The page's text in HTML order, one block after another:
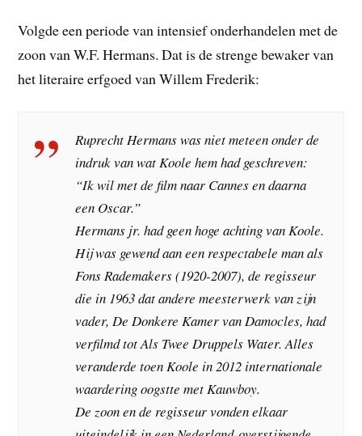
Volgde een periode van intensief onderhandelen met de
zoon van W.F. Hermans. Dat is de strenge bewaker van
het literaire erfgoed van Willem Frederik:
Ruprecht Hermans was niet meteen onder de
indruk van wat Koole hem had geschreven:
“Ik wil met de film naar Cannes en daarna
een Oscar.”
Hermans jr. had geen hoge achting van Koole.
Hij was gewend aan een respectabele man als
Fons Rademakers (1920-2007), de regisseur
die in 1963 dat andere meesterwerk van zijn
vader, De Donkere Kamer van Damocles, had
verfilmd tot Als Twee Druppels Water. Alles
veranderde toen Koole in 2012 internationale
waardering oogstte met Kauwboy.
De zoon en de regisseur vonden elkaar